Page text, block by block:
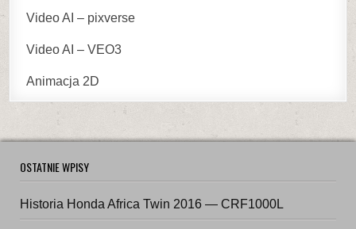
Video AI – pixverse
Video AI – VEO3
Animacja 2D
OSTATNIE WPISY
Historia Honda Africa Twin 2016 — CRF1000L